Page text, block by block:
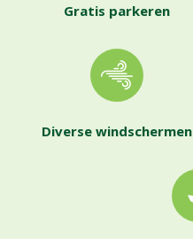
Gratis parkeren
Diverse windschermen